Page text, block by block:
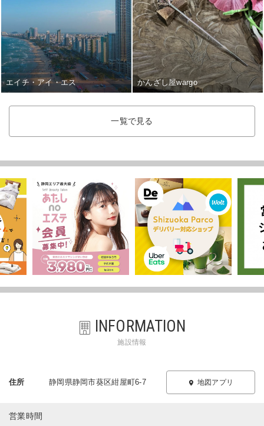
エイチ・アイ・エス かんざし屋wargo
一覧で見る
INFORMATION
施設情報
住所 静岡県静岡市葵区紺屋町6-7 地図アプリ
営業時間